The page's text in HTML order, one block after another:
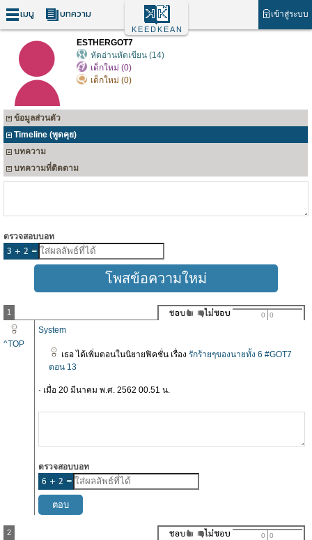
เมนู บทความ เข้าสู่ระบบ
KEEDKEAN
ESTHERGOT7
หัดอ่านหัดเขียน (14)
เด็กใหม่ (0)
เด็กใหม่ (0)
ข้อมูลส่วนตัว
Timeline (พูดคุย)
บทความ
บทความที่ติดตาม
ตรวจสอบบอท
1 0 0
^TOP
System
เธอ ได้เพิ่มตอนในนิยายฟิคชั่น เรื่อง รักร้ายๆของนายทั้ง 6 #GOT7
ตอน 13
· เมื่อ 20 มีนาคม พ.ศ. 2562 00.51 น.
ตรวจสอบบอท
2 0 0